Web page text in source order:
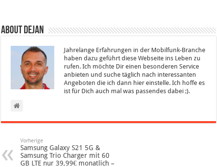
About Dejan
Jahrelange Erfahrungen in der Mobilfunk-Branche
haben dazu geführt diese Webseite ins Leben zu
rufen. Ich möchte Dir einen besonderen Service
anbieten und suche täglich nach interessanten
Angeboten die ich dann hier einstelle. Ich hoffe es
ist für Dich auch mal was passendes dabei ;).
Vorherige
Samsung Galaxy S21 5G &
Samsung Trio Charger mit 60
GB LTE nur 39,99€ monatlich –